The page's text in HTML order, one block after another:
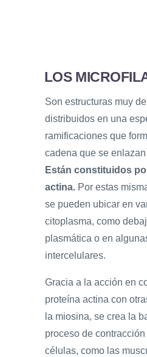
LOS
Son estructuras muy
distribuidos en una
ramificaciones que
cadena que se
Están constituidos
actina. Por estas
se pueden ubicar en
citoplasma, como
plasmática o en
intercelulares.
Gracia a la acción en
proteína actina con
la miosina, se crea la
proceso de
células, como las